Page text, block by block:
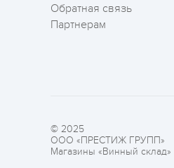
Обратная связь
Партнерам
© 2025
ООО «ПРЕСТИЖ ГРУПП»
Магазины «Винный склад»